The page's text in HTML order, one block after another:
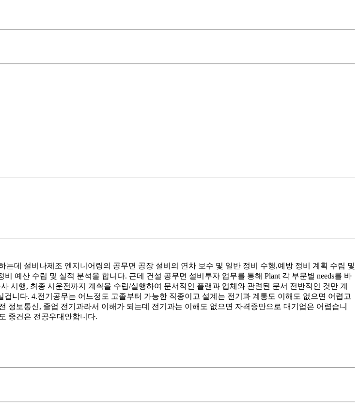
데 설비나제조 엔지니어링의 공무면 공장 설비의 연차 보수 및 일반 정비 수행,예방 정비 계획 수립 및
예산 수립 및 실적 분석을 합니다. 근데 건설 공무면 설비투자 업무를 통해 Plant 각 부문별 needs를 바
시행, 최종 시운전까지 계획을 수립/실행하여 문서적인 플랜과 업체와 관련된 문서 전반적인 것만 계
니다. 4.전기공무는 어느정도 고졸부터 가능한 직종이고 설계는 전기과 계통도 이해도 없으면 어렵고
보통신, 졸업 전기과라서 이해가 되는데 전기과는 이해도 없으면 자격증만으로 대기업은 어렵습니
중견은 전공우대안합니다.